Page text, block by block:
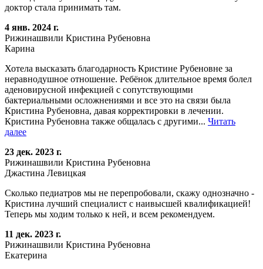
доктор стала принимать там.
4 янв. 2024 г.
Рижинашвили Кристина Рубеновна
Карина
Хотела высказать благодарность Кристине Рубеновне за
неравнодушное отношение. Ребёнок длительное время болел
аденовирусной инфекцией с сопутствующими
бактериальными осложнениями и все это на связи была
Кристина Рубеновна, давая корректировки в лечении.
Кристина Рубеновна также общалась с другими... Читать
далее
23 дек. 2023 г.
Рижинашвили Кристина Рубеновна
Джастина Левицкая
Сколько педиатров мы не перепробовали, скажу однозначно -
Кристина лучший специалист с наивысшей квалификацией!
Теперь мы ходим только к ней, и всем рекомендуем.
11 дек. 2023 г.
Рижинашвили Кристина Рубеновна
Екатерина